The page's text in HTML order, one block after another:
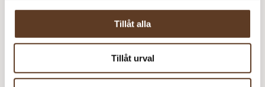
Tillåt alla
Tillåt urval
Ribbesokker
Norska